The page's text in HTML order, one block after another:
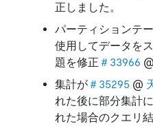
正しました。
パーティションテ
使用してデータを
題を修正 ＃33966 @
集計が＃35295 @
れた後に部分集計
れた場合のクエリ